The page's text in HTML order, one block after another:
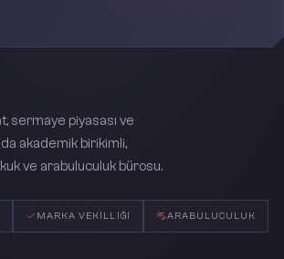
sermaye piyasası ve
akademik birikimli,
ve arabuluculuk bürosu.
MARKA VEKILLIĞI ARABULUCULUK